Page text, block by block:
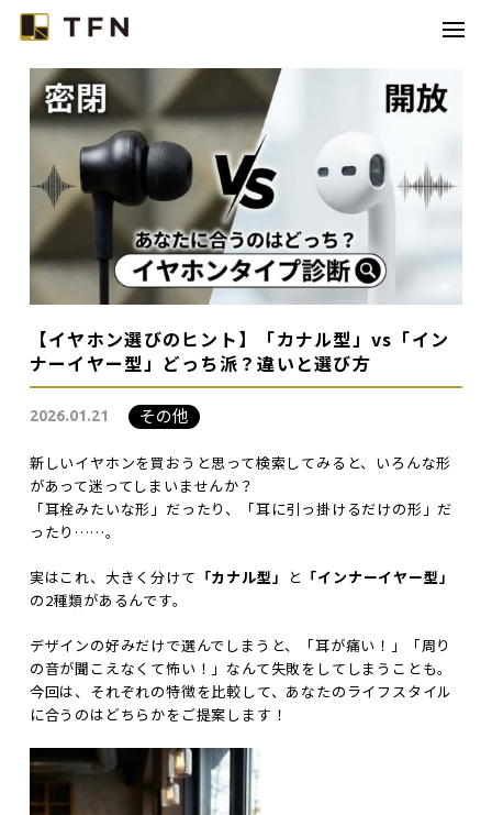
TFNとは
コラボレーション
カテゴリー
コラム
【イヤホン選びのヒント】「カナル型」vs「イン
ナーイヤー型」どっち派？違いと選び方
2026.01.21 その他
新しいイヤホンを買おうと思って検索してみると、いろんな形
があって迷ってしまいませんか？
「耳栓みたいな形」だったり、「耳に引っ掛けるだけの形」だ
ったり……。
実はこれ、大きく分けて 「カナル型」 と 「インナーイヤー型」
の2種類があるんです。
デザインの好みだけで選んでしまうと、「耳が痛い！」「周り
の音が聞こえなくて怖い！」なんて失敗をしてしまうことも。
今回は、それぞれの特徴を比較して、 あなたのライフスタイル
に合うのはどちらかをご提案します！